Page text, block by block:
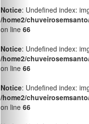
Notice: Undefined index:
/home2/
on line 66
Notice: Undefined index:
/home2/
on line 66
Notice: Undefined index:
/home2/
on line 66